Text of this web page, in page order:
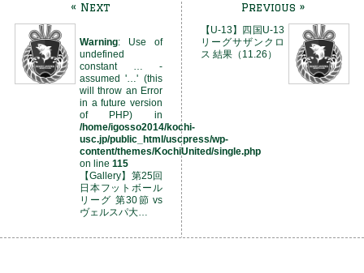
« Next
Warning: Use of
undefined
constant … -
assumed '…' (this
will throw an Error
in a future version
of PHP) in
/home/igosso2014/kochi-
usc.jp/public_html/uscpress/wp-
content/themes/KochiUnited/single.php
on line 115
【Gallery】第25回
日本フットボール
リーグ 第30節 vs
ヴェルスパ大…
Previous »
【U-13】四国U-13
リーグサザンクロ
ス 結果（11.26）